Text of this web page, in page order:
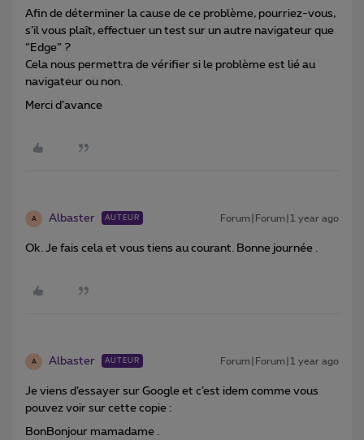
Afin de déterminer la cause de ce problème, pourriez-vous,
s’il vous plaît, effectuer un test sur un autre navigateur que
“Edge” ?
Cela nous permettra de vérifier si le problème est lié au
navigateur ou non.
Merci d’avance
A Albaster AUTEUR Forum|Forum|1 year ago
Ok. Je fais cela et vous tiens au courant. Bonne journée .
A Albaster AUTEUR Forum|Forum|1 year ago
Je viens d’essayer sur Google et c’est idem comme vous
pouvez voir sur cette copie :
BonBonjour mamadame .